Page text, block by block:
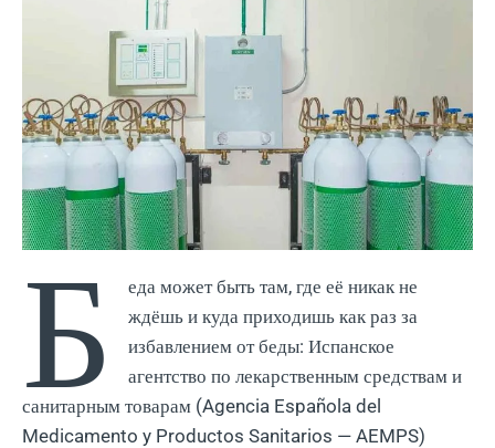
Б
еда может быть там, где её никак не
ждёшь и куда приходишь как раз за
избавлением от беды: Испанское
агентство по лекарственным средствам и
санитарным товарам (Agencia Española del
Medicamento y Productos Sanitarios — AEMPS)